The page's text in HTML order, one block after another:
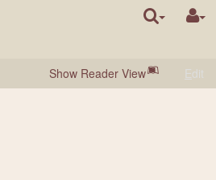
Show Reader View Edit